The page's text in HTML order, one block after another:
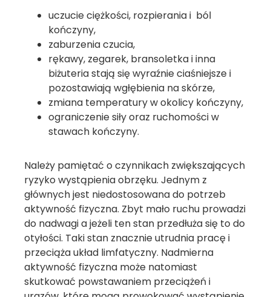
uczucie ciężkości, rozpierania i ból
kończyny,
zaburzenia czucia,
rękawy, zegarek, bransoletka i inna
biżuteria stają się wyraźnie ciaśniejsze i
pozostawiają wgłębienia na skórze,
zmiana temperatury w okolicy kończyny,
ograniczenie siły oraz ruchomości w
stawach kończyny.
Należy pamiętać o czynnikach zwiększających
ryzyko wystąpienia obrzęku. Jednym z
głównych jest niedostosowana do potrzeb
aktywność fizyczna. Zbyt mało ruchu prowadzi
do nadwagi a jeżeli ten stan przedłuża się to do
otyłości. Taki stan znacznie utrudnia pracę i
przeciąża układ limfatyczny. Nadmierna
aktywność fizyczna może natomiast
skutkować powstawaniem przeciążeń i